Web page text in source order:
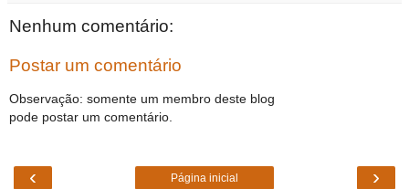
Nenhum comentário:
Postar um comentário
Observação: somente um membro deste blog
pode postar um comentário.
‹ ›
Página inicial